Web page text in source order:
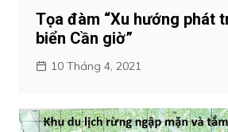
Tọa đàm “Xu hướng phát
biển Cần giờ”
10 Tháng 4, 2021